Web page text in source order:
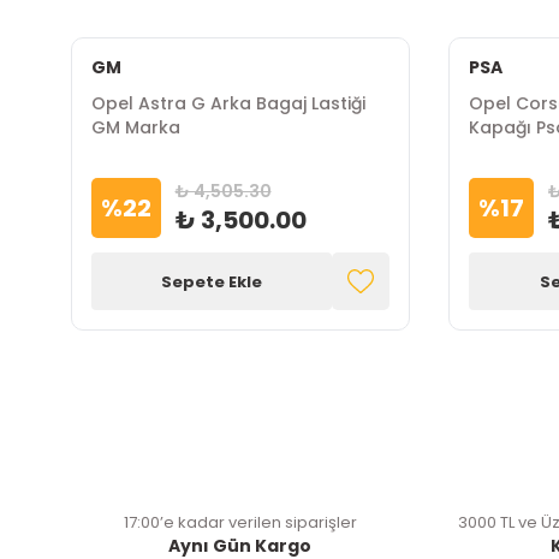
GM
Opel Astra G Arka Bagaj Lastiği
GM Marka
%22 ₺ 4,505.30
₺ 3,500.00
Sepete Ekle
PSA
Opel
Kapağı
%17
17:00’e kadar verilen siparişler
Aynı Gün Kargo
3000 TL ve